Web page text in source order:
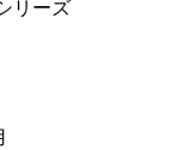
リーズ